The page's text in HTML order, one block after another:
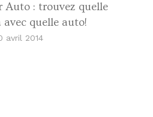
Auto : trouvez quelle
quelle auto!
avril 2014